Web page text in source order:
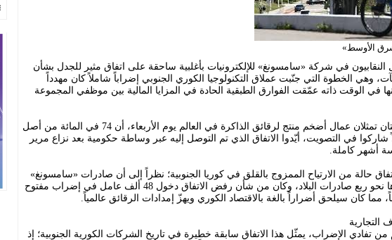
الأوسط»
النقابيون في شركة «سامسونغ» للإلكترونيات بأغلبية ساحقة على اتفاق مثير للجدل بشأن
وهي الخطوة التي جنّبت عملاق التكنولوجيا الكوري الجنوبي إضراباً شاملاً كان مهدداً
في الوقت ذاته عمّقت الفوارق الطبقية الحادة في المزايا المالية بين موظفي المجموعة
وأعلنت نقابتان تمثلان عمال أضخم منتج لرقائق الذاكرة في العالم يوم الأربعاء، أن 74 في المائة من أصل
عاملاً شاركوا في التصويت، أيّدوا الاتفاق الذي تم التوصل إليه عبر وساطة حكومية بعد نزاع مرير
أشهر كاملة.
حالة من الارتياح الممزوج بالقلق في كوريا الجنوبية؛ نظراً إلى أن صادرات «سامسونغ»
تشكّل وحدها نحو ربع صادرات البلاد، وكان من شأن رفض الاتفاق دخول 48 ألف عامل في إضراب مفتوح
التجارية
تفادي الإضراب، يمثّل هذا الاتفاق سابقة خطيرة في تاريخ الشركات الكورية الجنوبية؛ إذ